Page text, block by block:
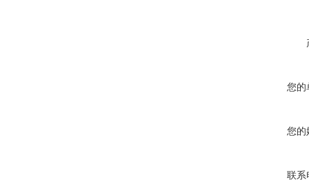
您的
您的
联系